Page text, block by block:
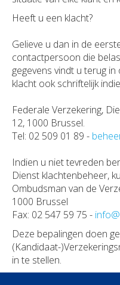
Heeft u een klacht?
Gelieve u dan in de
contactpersoon die
gegevens vindt u terug
klacht ook schriftelijk
Federale Verzekering,
12, 1000 Brussel.
Tel: 02 509 01 89 -
Indien u niet tevreden
Dienst klachtenbeheer,
Ombudsman van de
1000 Brussel
Fax: 02 547 59 75 -
Deze bepalingen doen
(Kandidaat-
in te stellen.